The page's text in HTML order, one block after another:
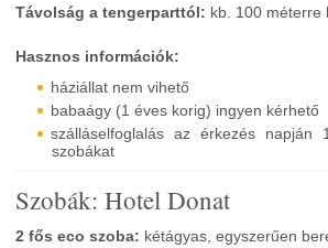
Távolság a tengerparttól: kb. 100 méterre
Hasznos információk:
háziállat nem vihető
babaágy (1 éves korig) ingyen kérhető
szálláselfoglalás az érkezés
szobákat
Szobák: Hotel Donat
2 fős eco szoba: kétágyas, egyszerűen